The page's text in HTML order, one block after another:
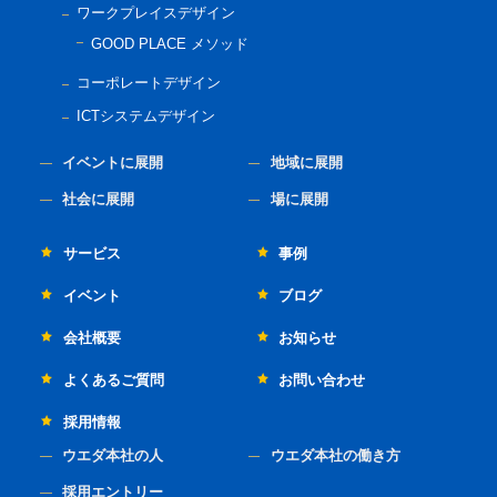
ワークプレイスデザイン
GOOD PLACE メソッド
コーポレートデザイン
ICTシステムデザイン
イベントに展開 地域に展開
社会に展開 場に展開
サービス 事例
イベント ブログ
会社概要 お知らせ
よくあるご質問 お問い合わせ
採用情報
ウエダ本社の人 ウエダ本社の働き方
採用エントリー